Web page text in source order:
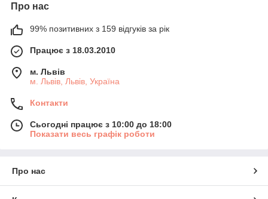
Про нас
99% позитивних з 159 відгуків за рік
Працює з 18.03.2010
м. Львів
м. Львів, Львів, Україна
Контакти
Сьогодні працює з 10:00 до 18:00
Показати весь графік роботи
Про нас